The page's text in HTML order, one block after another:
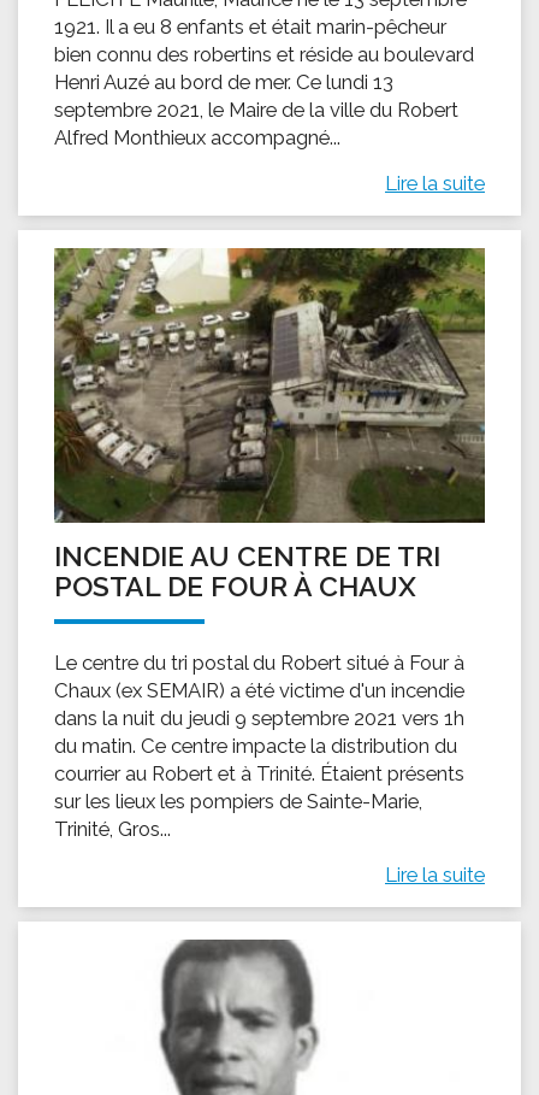
1921. Il a eu 8 enfants et était marin-pêcheur
bien connu des robertins et réside au boulevard
Henri Auzé au bord de mer. Ce lundi 13
septembre 2021, le Maire de la ville du Robert
Alfred Monthieux accompagné...
Lire la suite
INCENDIE AU CENTRE DE TRI
POSTAL DE FOUR À CHAUX
Le centre du tri postal du Robert situé à Four à
Chaux (ex SEMAIR) a été victime d'un incendie
dans la nuit du jeudi 9 septembre 2021 vers 1h
du matin. Ce centre impacte la distribution du
courrier au Robert et à Trinité. Étaient présents
sur les lieux les pompiers de Sainte-Marie,
Trinité, Gros...
Lire la suite